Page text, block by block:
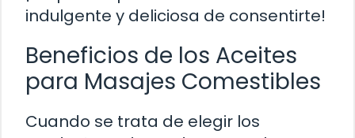
indulgente y deliciosa de consentirte!
Beneficios de los Aceites
para Masajes Comestibles
Cuando se trata de elegir los